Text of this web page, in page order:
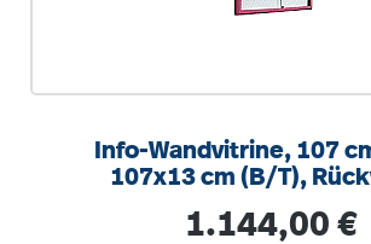
Info-Wandvitrine, 107
107x13 cm (B/T),
Regulärer Preis:
1.144,00 €